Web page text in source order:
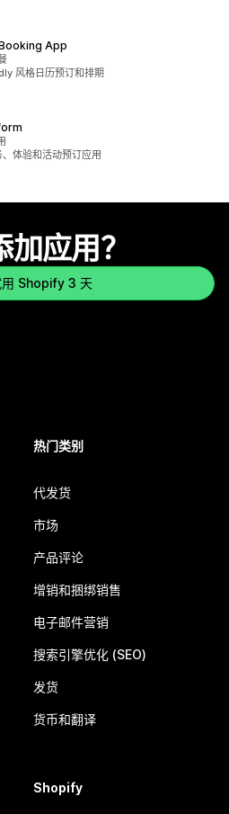
App
风格日历预订和排期
体验和活动预订应用
应用？
用 Shopify 3 天
热门类别
代发货
市场
产品评论
增销和捆绑销售
电子邮件营销
搜索引擎优化 (SEO)
发货
货币和翻译
Shopify